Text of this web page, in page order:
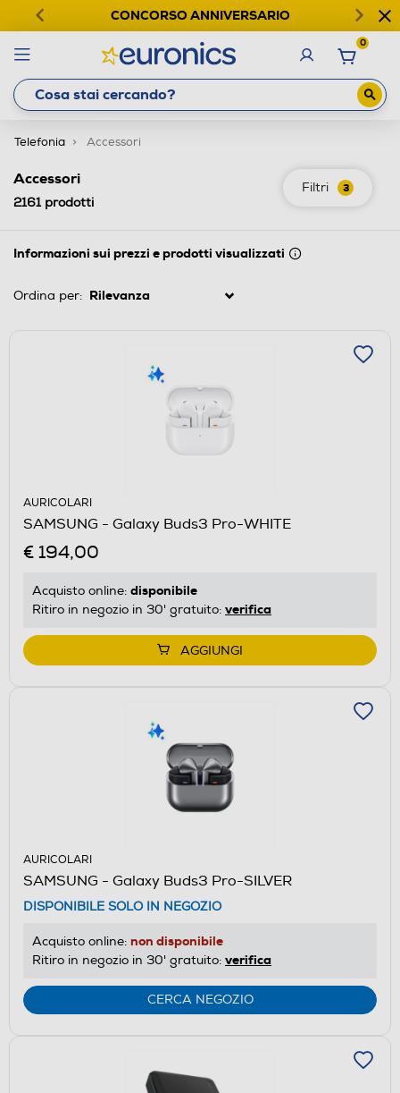
CONCORSO ANNIVERSARIO
0
Telefonia Accessori
Filtri 3
Accessori
2161prodotti
Informazioni sui prezzi e prodotti visualizzati
Ordina per:
AURICOLARI
SAMSUNG - Galaxy Buds3 Pro-WHITE
€ 194,00
Acquisto online: disponibile
Ritiro in negozio in 30' gratuito: verifica
AGGIUNGI
AURICOLARI
SAMSUNG - Galaxy Buds3 Pro-SILVER
DISPONIBILE SOLO IN NEGOZIO
Acquisto online: non disponibile
Ritiro in negozio in 30' gratuito: verifica
CERCA NEGOZIO